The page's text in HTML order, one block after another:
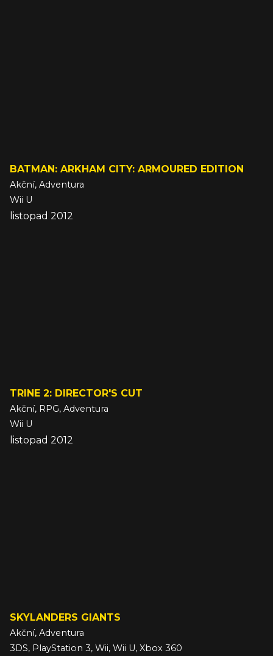
BATMAN: ARKHAM CITY: ARMOURED EDITION
Akční, Adventura
Wii U
listopad 2012
TRINE 2: DIRECTOR'S CUT
Akční, RPG, Adventura
Wii U
listopad 2012
SKYLANDERS GIANTS
Akční, Adventura
3DS, PlayStation 3, Wii, Wii U, Xbox 360